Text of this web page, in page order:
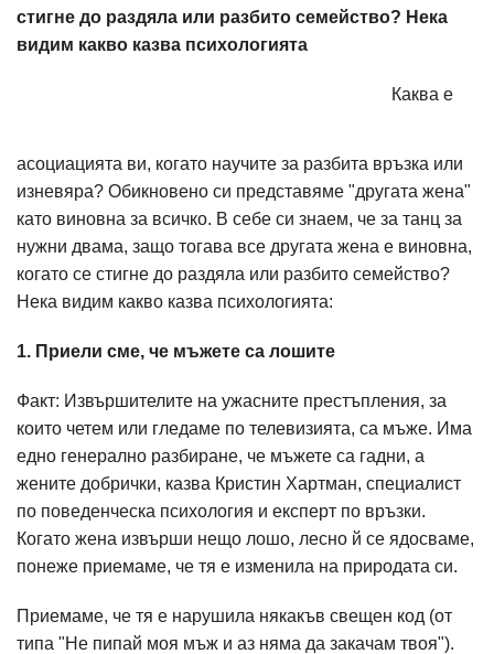
стигне до раздяла или разбито семейство? Нека
видим какво казва психологията
Каква е
асоциацията ви, когато научите за разбита връзка или
изневяра? Обикновено си представяме "другата жена"
като виновна за всичко. В себе си знаем, че за танц за
нужни двама, защо тогава все другата жена е виновна,
когато се стигне до раздяла или разбито семейство?
Нека видим какво казва психологията:
1. Приели сме, че мъжете са лошите
Факт: Извършителите на ужасните престъпления, за
които четем или гледаме по телевизията, са мъже. Има
едно генерално разбиране, че мъжете са гадни, а
жените добрички, казва Кристин Хартман, специалист
по поведенческа психология и експерт по връзки.
Когато жена извърши нещо лошо, лесно й се ядосваме,
понеже приемаме, че тя е изменила на природата си.
Приемаме, че тя е нарушила някакъв свещен код (от
типа "Не пипай моя мъж и аз няма да закачам твоя").